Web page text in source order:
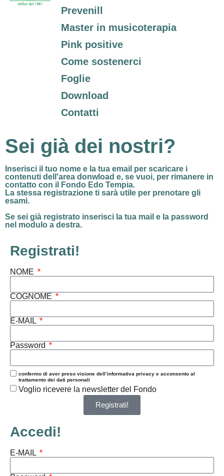
Prevenill
Master in musicoterapia
Pink positive
Come sostenerci
Foglie
Download
Contatti
Sei già dei nostri?
Inserisci il tuo nome e la tua email per scaricare i
contenuti dell'area donwload e, se vuoi, per rimanere in
contatto con il Fondo Edo Tempia.
La stessa registrazione ti sarà utile per prenotare gli
esami.
Se sei già registrato inserisci la tua mail e la password
nel modulo a destra.
Registrati!
NOME
COGNOME
E-MAIL
Password
confermo di aver preso visione dell’informativa privacy e acconsento al
trattamento dei dati personali
Voglio ricevere la newsletter del Fondo
Registrati!
Accedi!
E-MAIL